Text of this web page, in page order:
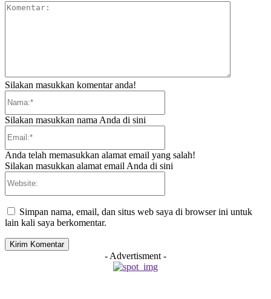
Silakan masukkan komentar anda!
Silakan masukkan nama Anda di sini
Anda telah memasukkan alamat email yang salah!
Silakan masukkan alamat email Anda di sini
Simpan nama, email, dan situs web saya di browser ini untuk
lain kali saya berkomentar.
- Advertisment -